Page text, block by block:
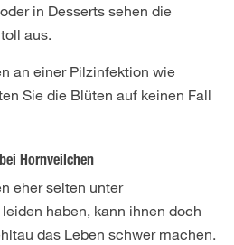
in Desserts sehen die
aus.
an einer Pilzinfektion wie
Sie die Blüten auf keinen Fall
Hornveilchen
eher selten unter
haben, kann ihnen doch
das Leben schwer machen.